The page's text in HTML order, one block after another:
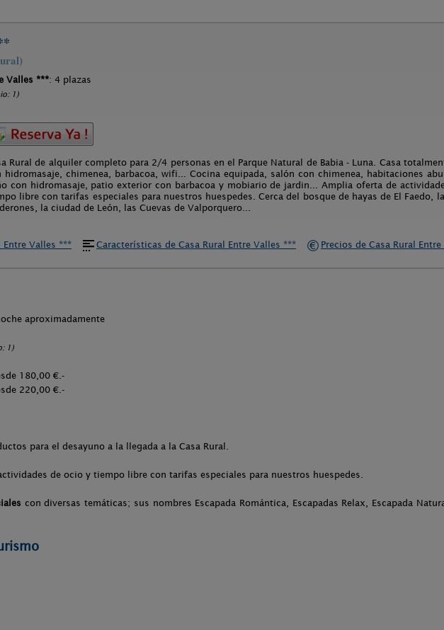
Valles ***: 4 plazas
1)
Rural de alquiler completo para 2/4 personas en el Parque Natural de Babia - Luna. Casa
hidromasaje, chimenea, barbacoa, wifi... Cocina equipada, salón con chimenea, habitaciones
con hidromasaje, patio exterior con barbacoa y mobiario de jardin... Amplia oferta de
libre con tarifas especiales para nuestros huespedes. Cerca del bosque de hayas de El Faedo,
la ciudad de León, las Cuevas de Valporquero...
Entre Valles *** Características de Casa Rural Entre Valles *** Precios de Casa Rural
aproximadamente
1)
180,00 €.-
220,00 €.-
para el desayuno a la llegada a la Casa Rural.
de ocio y tiempo libre con tarifas especiales para nuestros huespedes.
con diversas temáticas; sus nombres Escapada Romántica, Escapadas Relax, Escapada